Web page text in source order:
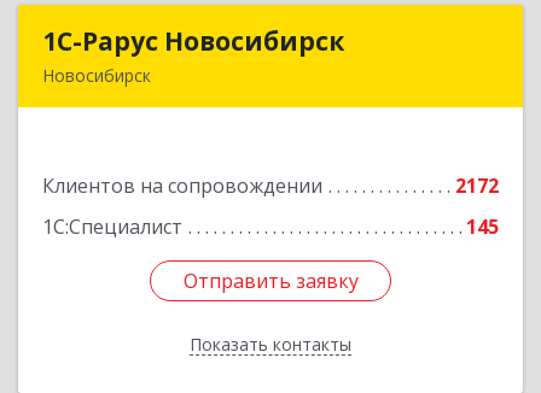
1С-Рарус Новосибирск
Новосибирск
Клиентов на сопровождении
2172
1С:Специалист
145
Отправить заявку
Показать контакты
1С-Рарус Новосибирск
Подробнее
Отправить заявку
Назад